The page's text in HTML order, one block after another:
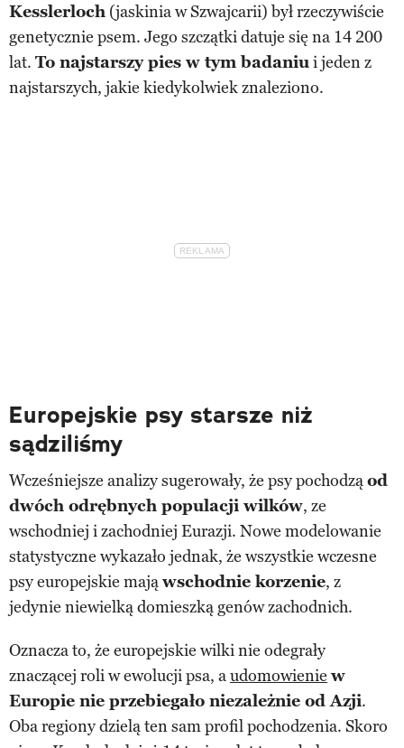
Kesslerloch (jaskinia w Szwajcarii) był rzeczywiście
genetycznie psem. Jego szczątki datuje się na 14 200
lat. To najstarszy pies w tym badaniui jeden z
najstarszych, jakie kiedykolwiek znaleziono.
Europejskie psy starsze niż
sądziliśmy
Wcześniejsze analizy sugerowały, że psy pochodząod
dwóch odrębnych populacji wilków, ze
wschodniej i zachodniej Eurazji. Nowe modelowanie
statystyczne wykazało jednak, że wszystkie wczesne
psy europejskie mająwschodnie korzenie, z
jedynie niewielką domieszką genów zachodnich.
Oznacza to, że europejskie wilki nie odegrały
znaczącej roli w ewolucji psa, audomowienie w
Europie nie przebiegało niezależnie od Azji.
Oba regiony dzielą ten sam profil pochodzenia. Skoro